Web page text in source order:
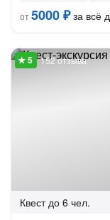
от5000 ₽за всё
152 отзыва
Квест до 6 чел.